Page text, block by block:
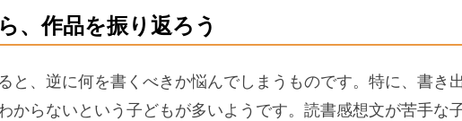
、作品を振り返ろう
と、逆に何を書くべきか悩んでしまうものです。特に、書き
からないという子どもが多いようです。読書感想文が苦手な